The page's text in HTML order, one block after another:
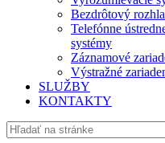
Bezdrôtový
Telefónne
systémy
Záznamové
Výstražné
SLUŽBY
KONTAKTY